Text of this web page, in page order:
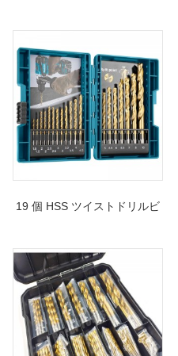
19 個 HSS ツイストドリルビ
材穴あけ用